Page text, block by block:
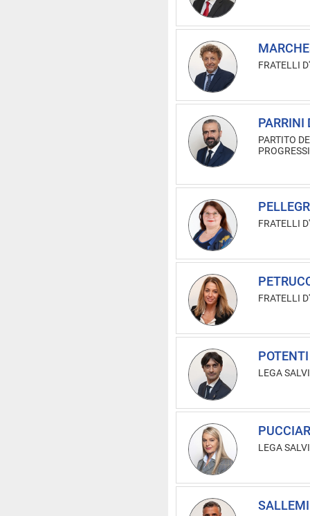
FRATELLI
PARRINI
PARTITO
FRATELLI
FRATELLI
LEGA
LEGA